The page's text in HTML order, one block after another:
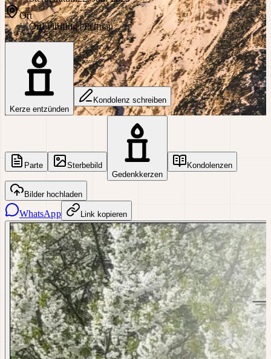
Ort
OrtLeiblfing | Pettnau
Kerze entzünden
Kondolenz schreiben
Parte
Sterbebild
Gedenkkerzen
Kondolenzen
Bilder hochladen
WhatsApp Link kopieren